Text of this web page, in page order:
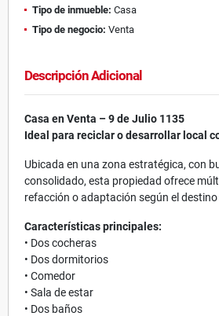
Tipo de inmueble: Casa
Tipo de negocio: Venta
Descripción Adicional
Casa en Venta – 9 de Julio 1135
Ideal para reciclar o desarrollar local
Ubicada en una zona estratégica, con
consolidado, esta propiedad ofrece
refacción o adaptación según el destino
Características principales:
• Dos cocheras
• Dos dormitorios
• Comedor
• Sala de estar
• Dos baños